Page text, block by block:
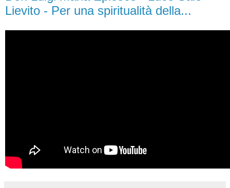
Lievito - Per una spiritualità della...